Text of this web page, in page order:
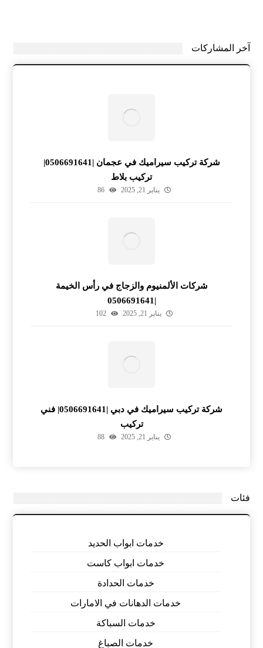
آخر المشاركات
شركة تركيب سيراميك في عجمان |0506691641|
تركيب بلاط
يناير 21, 2025 86
شركات الألمنيوم والزجاج في رأس الخيمة
|0506691641
يناير 21, 2025 102
شركة تركيب سيراميك في دبي |0506691641| فني
تركيب
يناير 21, 2025 88
فئات
خدمات ابواب الحديد
خدمات ابواب كاست
خدمات الحدادة
خدمات الدهانات في الامارات
خدمات السباكة
خدمات الصباغ